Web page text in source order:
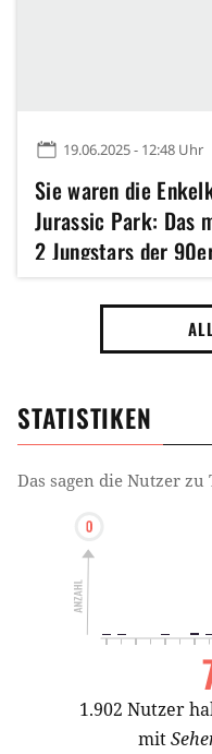
19.06.2025 - 12:48 Uhr
Sie waren die
Jurassic Park: Das
2 Jungstars der
STATISTIKEN
Das sagen die Nutzer zu
1.902 Nutzer
mit